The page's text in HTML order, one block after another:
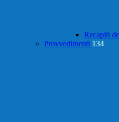
Recapiti
Provvedimenti 134